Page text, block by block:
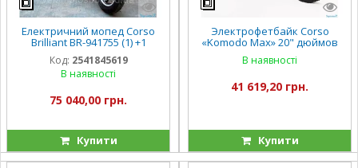
Електричний мопед Corso
Brilliant BR-941755 (1) +1
ЯЩИК АКУМ., +1 ЯЩИК
БАГАЖНИК, двигун 2000W,
акумулятор 72V/
Код: 2541845619
В наявності
75 040,00 грн.
Купити
Электрофетбайк Corso
«Komodo Max» 20" дюймов
KM-84309 (1) рама стальная,
двигатель 1200W,
В наявності
41 619,20 грн.
Купити